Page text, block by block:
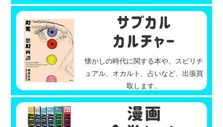
懐かしの時代に関する本や、スピリチ
ュアル、オカルト、占いなど、出張買
取します。